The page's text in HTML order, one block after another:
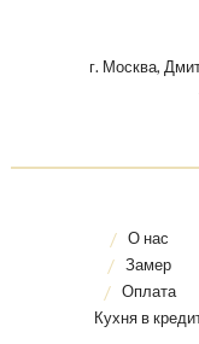
г. Москва,
О нас
Замер
Оплата
Кухня в